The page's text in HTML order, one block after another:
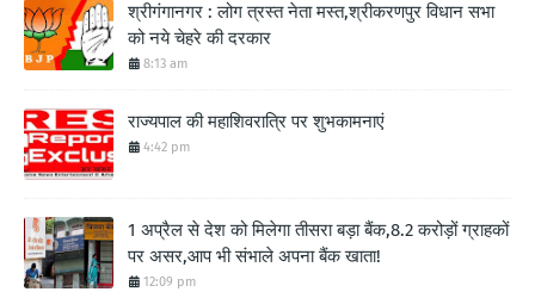
श्रीगंगानगर : लोग त्रस्त नेता मस्त,श्रीकरणपुर विधान सभा
को नये चेहरे की दरकार
8:13 am
राज्यपाल की महाशिवरात्रि पर शुभकामनाएं
4:42 pm
1 अप्रैल से देश को मिलेगा तीसरा बड़ा बैंक,8.2 करोड़ों ग्राहकों
पर असर,आप भी संभाले अपना बैंक खाता!
12:09 pm